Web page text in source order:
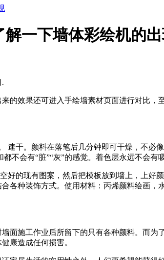
一下墙体彩绘机的
.
的效果还可进入手绘墙素材页面进行对比，
速干。颜料在落笔后几分钟即可干燥，不必
都不会有“脏”“灰”的感觉。着色层永远不
好的现有图案，然后把模板放到墙上，上好
各种装饰方式。使用材料：丙烯颜料绘画，
面施工作业后所留下的只有各种颜料。而为
康造成任何损害。